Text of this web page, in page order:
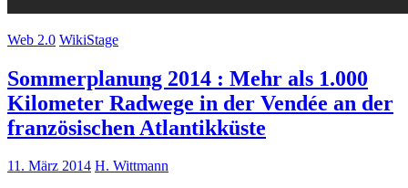
Web 2.0 WikiStage
Sommerplanung 2014 : Mehr als 1.000
Kilometer Radwege in der Vendée an der
französischen Atlantikküste
11. März 2014 H. Wittmann